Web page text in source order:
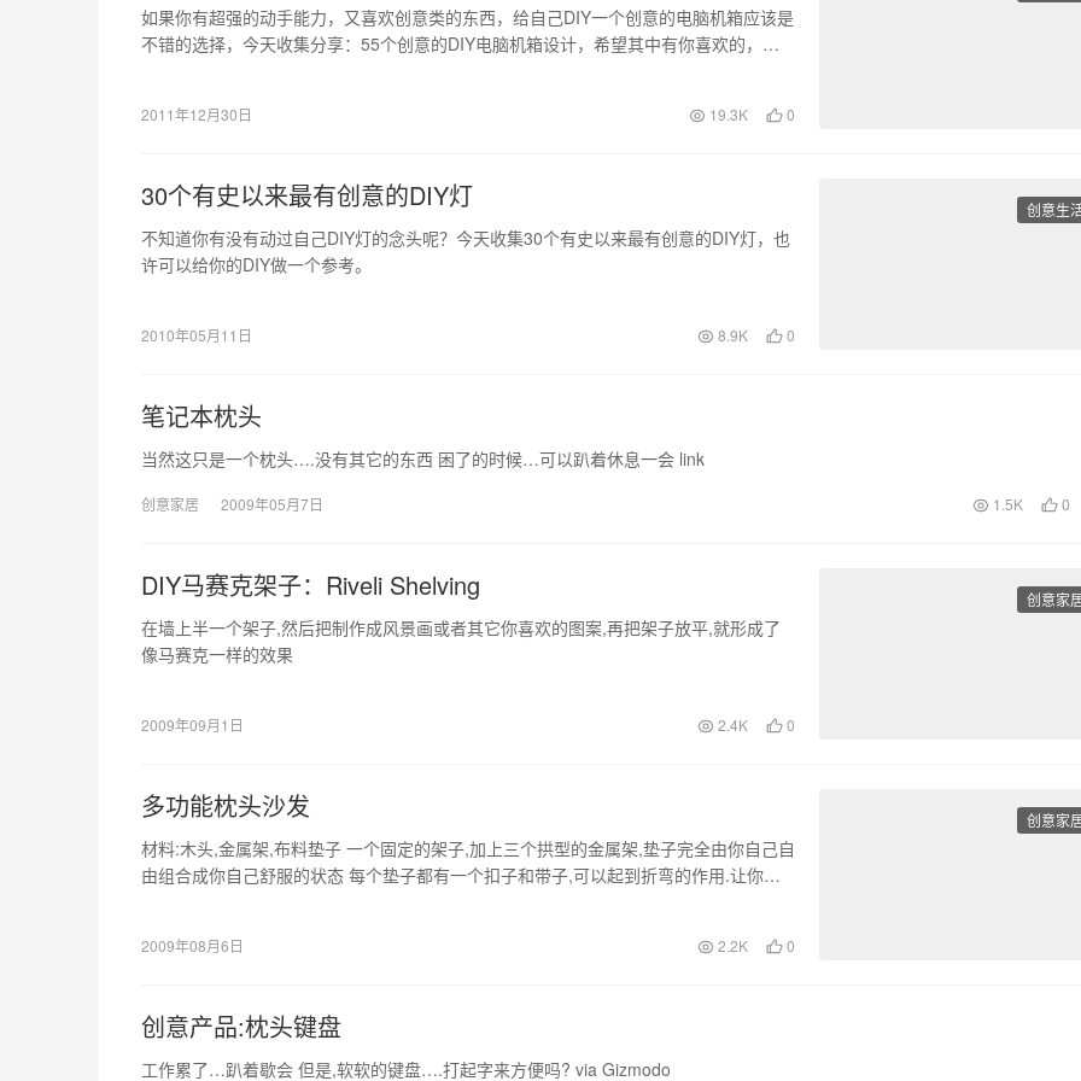
如果你有超强的动手能力，又喜欢创意类的东西，给自己DIY一个创意的电脑机箱应该是
不错的选择，今天收集分享：55个创意的DIY电脑机箱设计，希望其中有你喜欢的，或
2011年12月30日 19.3K 0
创意生
30个有史以来最有创意的DIY灯
不知道你有没有动过自己DIY灯的念头呢？今天收集30个有史以来最有创意的DIY灯，也
许可以给你的DIY做一个参考。
2010年05月11日 8.9K 0
笔记本枕头
当然这只是一个枕头….没有其它的东西 困了的时候…可以趴着休息一会 link
创意家居 2009年05月7日 1.5K 0
创意家
DIY马赛克架子：Riveli Shelving
在墙上半一个架子,然后把制作成风景画或者其它你喜欢的图案,再把架子放平,就形成了
像马赛克一样的效果
2009年09月1日 2.4K 0
创意家
多功能枕头沙发
材料:木头,金属架,布料垫子 一个固定的架子,加上三个拱型的金属架,垫子完全由你自己自
由组合成你自己舒服的状态 每个垫子都有一个扣子和带子,可以起到折弯的作用.让你的
2009年08月6日 2.2K 0
创意产品:枕头键盘
工作累了…趴着歇会 但是,软软的键盘….打起字来方便吗? via Gizmodo